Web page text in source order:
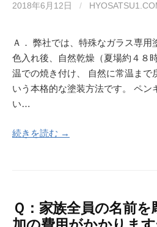
2018年6月12日 /
Ａ． 弊社では、特殊なガラス専用
色入れ後、自然乾燥（夏場約４８
温での焼き付け、 自然に常温まで
いう本格的な塗装方法です。 ペン
い…
続きを読む →
Ｑ：家族全員の名前